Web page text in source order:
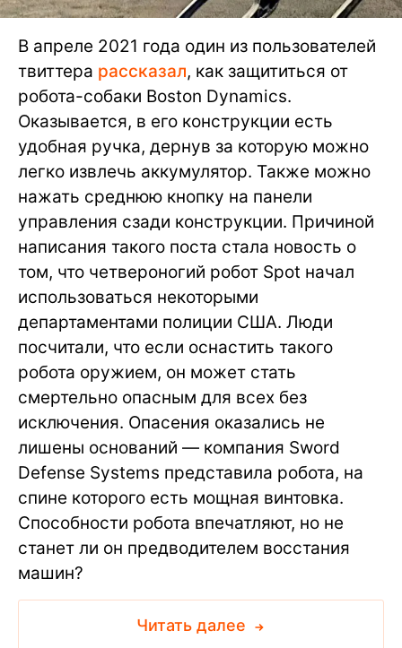
В апреле 2021 года один из пользователей
твиттера рассказал, как защититься от
робота-собаки Boston Dynamics.
Оказывается, в его конструкции есть
удобная ручка, дернув за которую можно
легко извлечь аккумулятор. Также можно
нажать среднюю кнопку на панели
управления сзади конструкции. Причиной
написания такого поста стала новость о
том, что четвероногий робот Spot начал
использоваться некоторыми
департаментами полиции США. Люди
посчитали, что если оснастить такого
робота оружием, он может стать
смертельно опасным для всех без
исключения. Опасения оказались не
лишены оснований — компания Sword
Defense Systems представила робота, на
спине которого есть мощная винтовка.
Способности робота впечатляют, но не
станет ли он предводителем восстания
машин?
Читать далее